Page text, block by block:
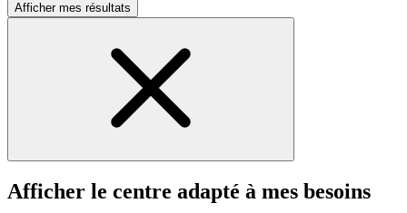
Afficher mes résultats
Afficher le centre adapté à mes besoins